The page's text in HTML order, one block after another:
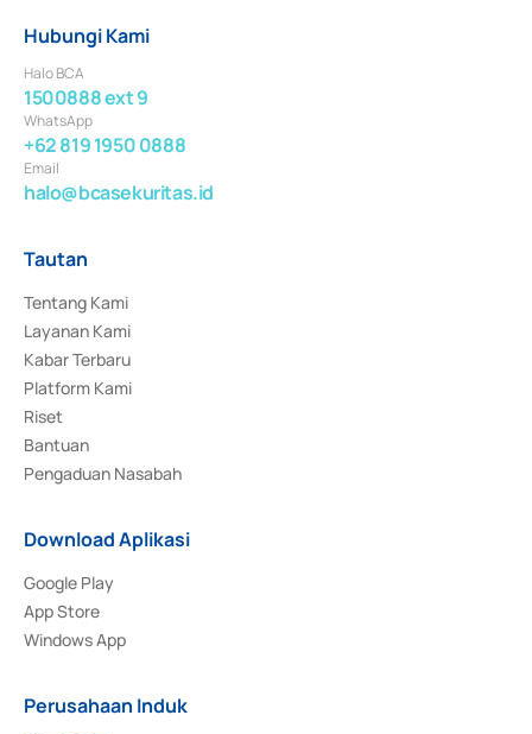
Hubungi Kami
Halo BCA
1500888 ext 9
WhatsApp
+62 819 1950 0888
Email
halo@bcasekuritas.id
Tautan
Tentang Kami
Layanan Kami
Kabar Terbaru
Platform Kami
Riset
Bantuan
Pengaduan Nasabah
Download Aplikasi
Google Play
App Store
Windows App
Perusahaan Induk